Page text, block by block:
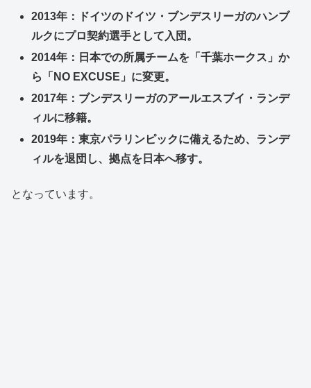
2013年：ドイツのドイツ・ブンデスリーガのハンブ
ルクにプロ契約選手として入団。
2014年：日本での所属チームを「千葉ホークス」か
ら「NO EXCUSE」に変更。
2017年：ブンデスリーガのアールエスブイ・ランデ
ィルに移籍。
2019年：東京パラリンピックに備えるため、ランデ
ィルを退団し、拠点を日本へ移す。
となっています。